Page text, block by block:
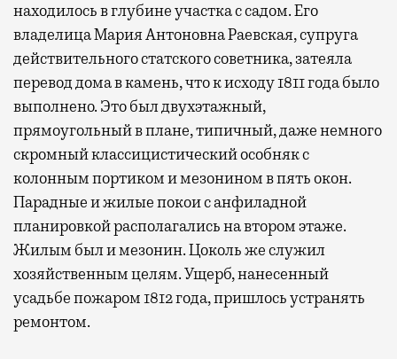
находилось в глубине участка с садом. Его
владелица Мария Антоновна Раевская, супруга
действительного статского советника, затеяла
перевод дома в камень, что к исходу 1811 года было
выполнено. Это был двухэтажный,
прямоугольный в плане, типичный, даже немного
скромный классицистический особняк с
колонным портиком и мезонином в пять окон.
Парадные и жилые покои с анфиладной
планировкой располагались на втором этаже.
Жилым был и мезонин. Цоколь же служил
хозяйственным целям. Ущерб, нанесенный
усадьбе пожаром 1812 года, пришлось устранять
ремонтом.